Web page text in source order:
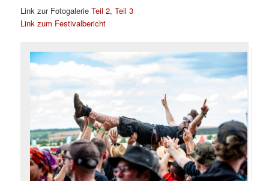
Link zur FotogalerieTeil 2,Teil 3
Link zum Festivalbericht